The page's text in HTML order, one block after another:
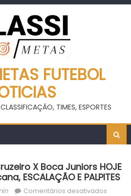
FUTEBOL
TIMES, ESPORTES
X Boca Juniors HOJE
ESCALAÇÃO E PALPITES
Comentários desativadosem